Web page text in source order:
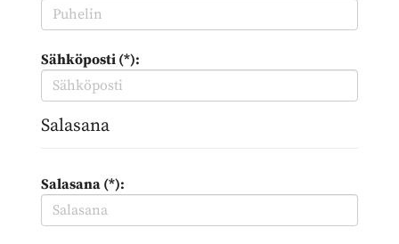
Sähköposti (*):
Salasana
Salasana (*):